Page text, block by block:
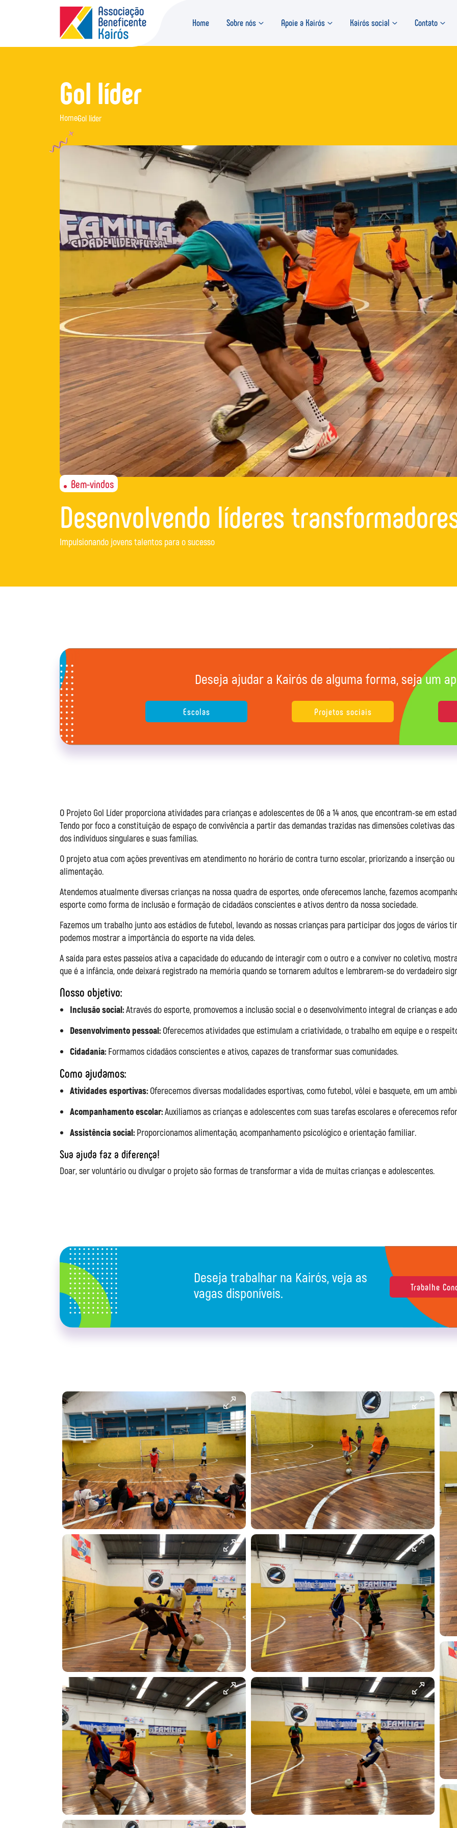
Home Sobre nós Apoie a Kairós Kairós social Contato
Gol líder
HomeGol líder
Bem-vindos
Desenvolvendo líderes
Impulsionando jovens talentos para o sucesso
Deseja ajudar a Kairós de alguma forma, seja um
Escolas Projetos sociais
O Projeto Gol Líder proporciona atividades para crianças e adolescentes de 06 a 14 anos, que encontram-se em
Tendo por foco a constituição de espaço de convivência a partir das demandas trazidas nas dimensões coletivas
dos indivíduos singulares e suas famílias.
O projeto atua com ações preventivas em atendimento no horário de contra turno escolar, priorizando a inserção
alimentação.
Atendemos atualmente diversas crianças na nossa quadra de esportes, onde oferecemos lanche, fazemos
esporte como forma de inclusão e formação de cidadãos conscientes e ativos dentro da nossa sociedade.
Fazemos um trabalho junto aos estádios de futebol, levando as nossas crianças para participar dos jogos de vários
podemos mostrar a importância do esporte na vida deles.
A saída para estes passeios ativa a capacidade do educando de interagir com o outro e a conviver no coletivo,
que é a infância, onde deixará registrado na memória quando se tornarem adultos e lembrarem-se do verdadeiro
Nosso objetivo:
Inclusão social:Através do esporte, promovemos a inclusão social e o desenvolvimento integral de crianças e
Desenvolvimento pessoal: Oferecemos atividades que estimulam a criatividade, o trabalho em equipe e o
Cidadania: Formamos cidadãos conscientes e ativos, capazes de transformar suas comunidades.
Como ajudamos:
Atividades esportivas: Oferecemos diversas modalidades esportivas, como futebol, vôlei e basquete, em um
Acompanhamento escolar:Auxiliamos as crianças e adolescentes com suas tarefas escolares e oferecemos
Assistência social: Proporcionamos alimentação, acompanhamento psicológico e orientação familiar.
Sua ajuda faz a diferença!
Doar, ser voluntário ou divulgar o projeto são formas de transformar a vida de muitas crianças e adolescentes.
Deseja trabalhar na Kairós, veja as
vagas disponíveis.
Trabalhe